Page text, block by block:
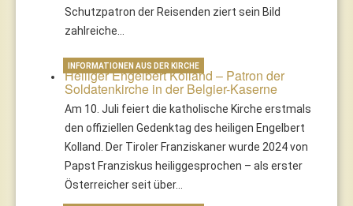
Schutzpatron der Reisenden ziert sein Bild
zahlreiche…
Heiliger Engelbert Kolland – Patron der
Soldatenkirche in der Belgier-Kaserne
Am 10. Juli feiert die katholische Kirche erstmals
den offiziellen Gedenktag des heiligen Engelbert
Kolland. Der Tiroler Franziskaner wurde 2024 von
Papst Franziskus heiliggesprochen – als erster
Österreicher seit über…
INFORMATIONEN AUS DER KIRCHE